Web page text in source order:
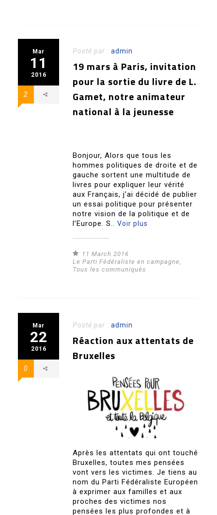
Mar
11
2016
2
Posté par :admin
19 mars à Paris, invitation
pour la sortie du livre de L.
Gamet, notre animateur
national à la jeunesse
Bonjour, Alors que tous les
hommes politiques de droite et de
gauche sortent une multitude de
livres pour expliquer leur vérité
aux Français, j’ai décidé de publier
un essai politique pour présenter
notre vision de la politique et de
l’Europe. S..Voir plus
11 March 2016
Le Parti Fédéraliste en campagne,
Tous les communiqués
Mar
22
2016
0
Posté par :admin
Réaction aux attentats de
Bruxelles
Après les attentats qui ont touché
Bruxelles, toutes mes pensées
vont vers les victimes. Je tiens au
nom du Parti Fédéraliste Européen
à exprimer aux familles et aux
proches des victimes nos
pensées les plus profondes et à